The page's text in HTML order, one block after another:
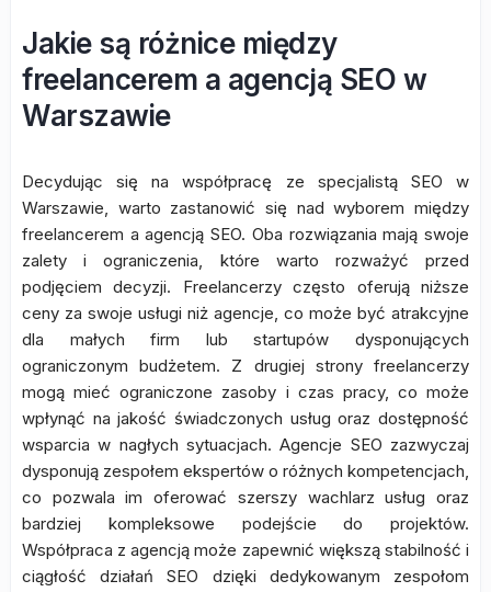
Jakie są różnice między
freelancerem a agencją SEO w
Warszawie
Decydując się na współpracę ze specjalistą SEO w
Warszawie, warto zastanowić się nad wyborem między
freelancerem a agencją SEO. Oba rozwiązania mają swoje
zalety i ograniczenia, które warto rozważyć przed
podjęciem decyzji. Freelancerzy często oferują niższe
ceny za swoje usługi niż agencje, co może być atrakcyjne
dla małych firm lub startupów dysponujących
ograniczonym budżetem. Z drugiej strony freelancerzy
mogą mieć ograniczone zasoby i czas pracy, co może
wpłynąć na jakość świadczonych usług oraz dostępność
wsparcia w nagłych sytuacjach. Agencje SEO zazwyczaj
dysponują zespołem ekspertów o różnych kompetencjach,
co pozwala im oferować szerszy wachlarz usług oraz
bardziej kompleksowe podejście do projektów.
Współpraca z agencją może zapewnić większą stabilność i
ciągłość działań SEO dzięki dedykowanym zespołom